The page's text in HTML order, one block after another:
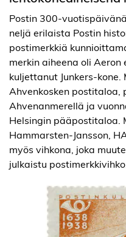
Postin 300-
neljä erilaista Postin
postimerkkiä
merkin aiheena oli
kuljettanut Junkers-
Ahvenkosken postitaloa,
Ahvenanmerellä ja
Helsingin pääpostitaloa.
Hammarsten-Jansson,
myös vihkona, joka
julkaistu postimerkkivihko.